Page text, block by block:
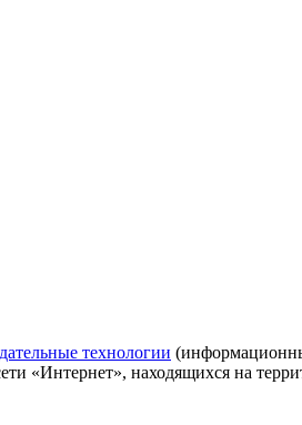
технологии
«Интернет», находящихся на